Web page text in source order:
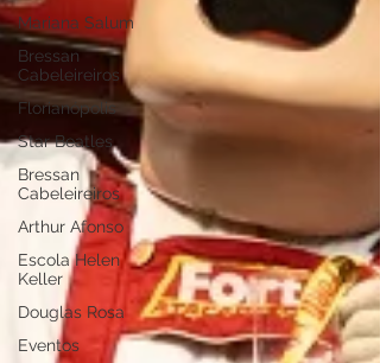
Mariana Salum
Bressan
Cabeleireiros
Florianópolis
Star Beatles
Bressan
Cabeleireiros
Arthur Afonso
Escola Helen
Keller
Douglas Rosa
Eventos